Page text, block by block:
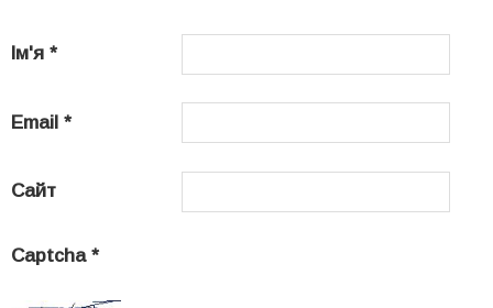
Ім'я *
Email *
Сайт
Captcha *